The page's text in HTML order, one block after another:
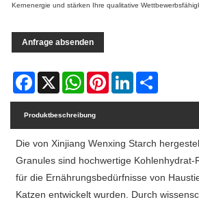
Kernenergie und stärken Ihre qualitative
Anfrage absenden
Facebook WhatsAppPinterest LinkedIn
Produktbeschreibung
Die von Xinjiang Wenxing Starch
Granules sind hochwertige Kohlenhydrat-
für die Ernährungsbedürfnisse von
Katzen entwickelt wurden. Durch